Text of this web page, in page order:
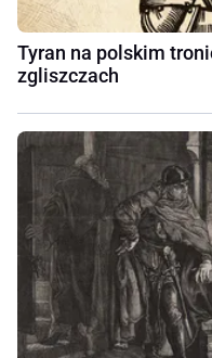
Tyran na polskim
zgliszczach